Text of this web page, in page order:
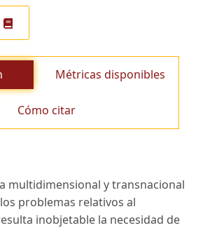
Métricas disponibles
Cómo citar
multidimensional y transnacional
problemas relativos al
inobjetable la necesidad de